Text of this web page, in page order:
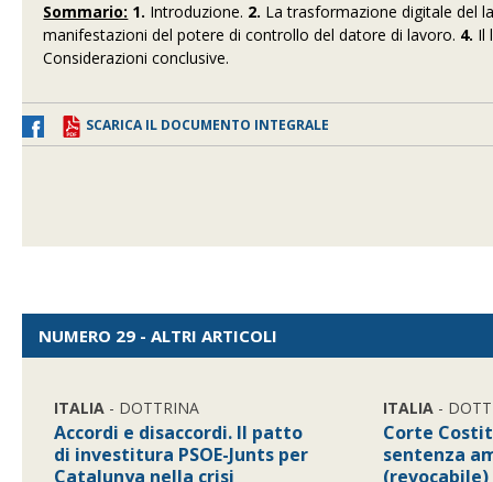
Sommario: 1. Introduzione. 2. La trasformazione digitale del
manifestazioni del potere di controllo del datore di lavoro. 4. Il
Considerazioni conclusive.
SCARICA IL DOCUMENTO INTEGRALE
NUMERO 29 - ALTRI ARTICOLI
ITALIA - DOTTRINA
Accordi e disaccordi. Il patto
di investitura PSOE-Junts per
Catalunya nella crisi
ITALIA -
Corte
sentenza
(revocabile)